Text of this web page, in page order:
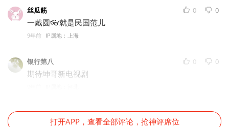
丝瓜筋 0 0
一戴圆👓就是民国范儿
9年前 IP属地：上海
银行第八 0 0
期待坤哥新电视剧
打开APP，查看全部评论，抢神评席位